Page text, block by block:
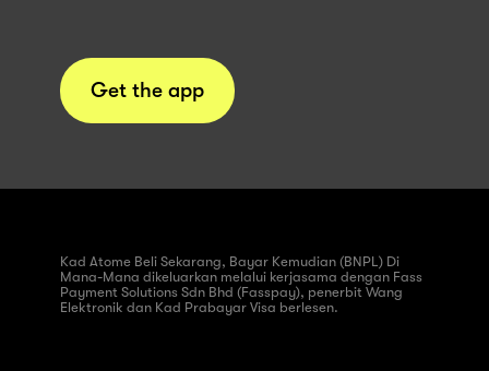
Get the app
Kad Atome Beli Sekarang, Bayar Kemudian (BNPL) Di
Mana-Mana dikeluarkan melalui kerjasama dengan Fass
Payment Solutions Sdn Bhd (Fasspay), penerbit Wang
Elektronik dan Kad Prabayar Visa berlesen.